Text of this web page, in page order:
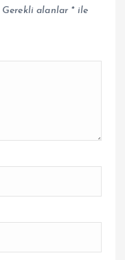
Gerekli alanlar *ile